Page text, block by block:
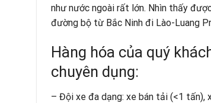
như nước ngoài rất lớn. Nhìn thấy
đường bộ từ Bắc Ninh đi Lào-Luang
Hàng hóa của quý
chuyên dụng:
– Đội xe đa dạng: xe bán tải (<1 tấn),